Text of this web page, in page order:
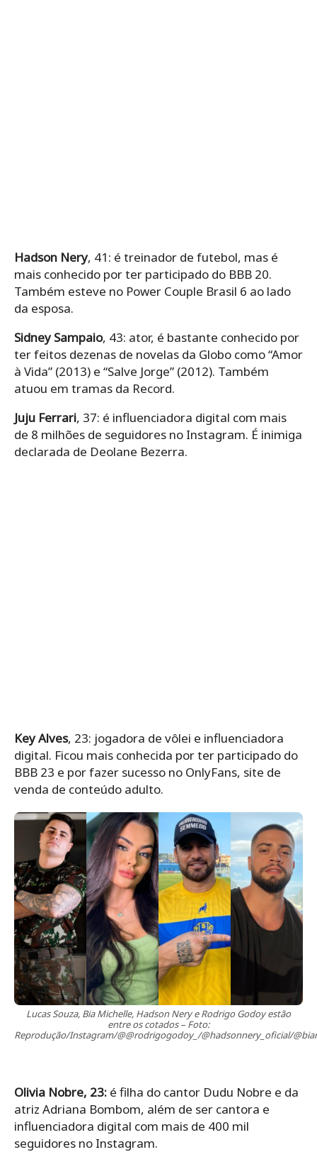
Hadson Nery, 41: é treinador de futebol, mas é
mais conhecido por ter participado do BBB 20.
Também esteve no Power Couple Brasil 6 ao lado
da esposa.
Sidney Sampaio, 43: ator, é bastante conhecido por
ter feitos dezenas de novelas da Globo como “Amor
à Vida” (2013) e “Salve Jorge” (2012). Também
atuou em tramas da Record.
Juju Ferrari, 37: é influenciadora digital com mais
de 8 milhões de seguidores no Instagram. É inimiga
declarada de Deolane Bezerra.
Key Alves, 23: jogadora de vôlei e influenciadora
digital. Ficou mais conhecida por ter participado do
BBB 23 e por fazer sucesso no OnlyFans, site de
venda de conteúdo adulto.
Lucas Souza, Bia Michelle, Hadson Nery e Rodrigo Godoy estão
entre os cotados – Foto:
Reprodução/Instagram/@@rodrigogodoy_/@hadsonnery_oficial/
Olivia Nobre, 23: é filha do cantor Dudu Nobre e da
atriz Adriana Bombom, além de ser cantora e
influenciadora digital com mais de 400 mil
seguidores no Instagram.